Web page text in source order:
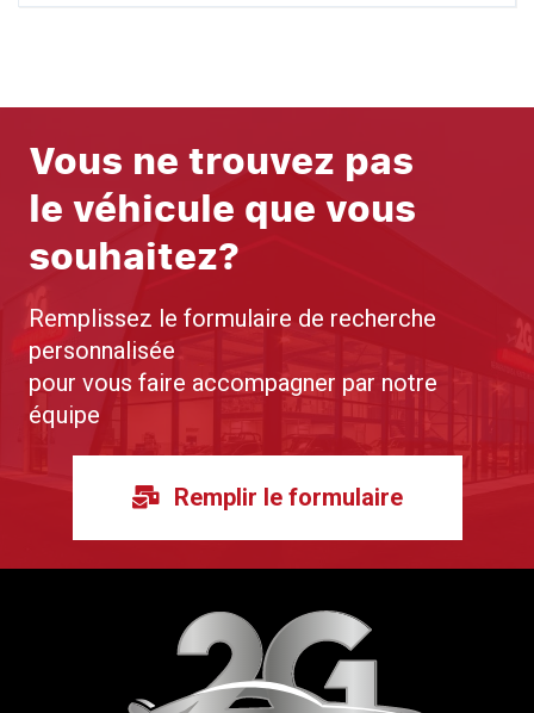
Vous ne trouvez pas
le véhicule que vous
souhaitez?
Remplissez le formulaire de recherche
personnalisée
pour vous faire accompagner par notre
équipe
Remplir le formulaire